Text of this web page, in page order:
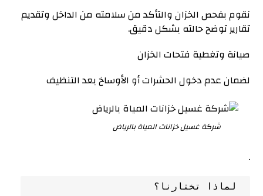
نقوم بفحص الخزان والتأكد من سلامته من الداخل وتقديم
تقارير توضح حالته بشكل دقيق.
صيانة وتغطية فتحات الخزان
لضمان عدم دخول الحشرات أو الأوساخ بعد التنظيف
شركة غسيل خزانات المياة بالرياض
.
لماذا تختارنا؟